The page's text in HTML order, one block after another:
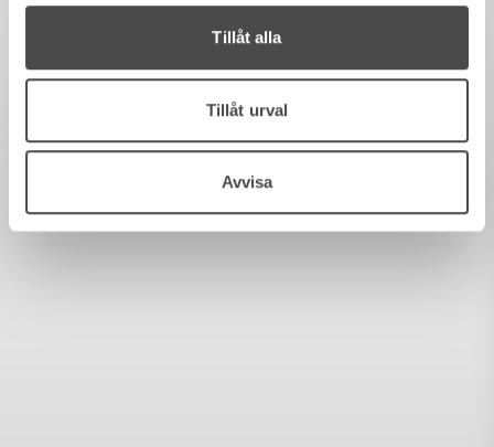
Tillåt alla
Tillåt urval
Avvisa